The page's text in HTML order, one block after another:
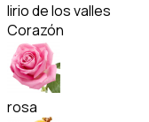
lirio de los valles
Corazón
rosa